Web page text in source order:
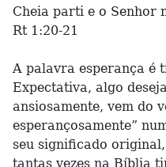
Cheia parti e o Senhor
Rt 1:20-21
A palavra esperança é
Expectativa, algo
ansiosamente, vem do
esperançosamente”
seu significado
tantas vezes na Bíblia